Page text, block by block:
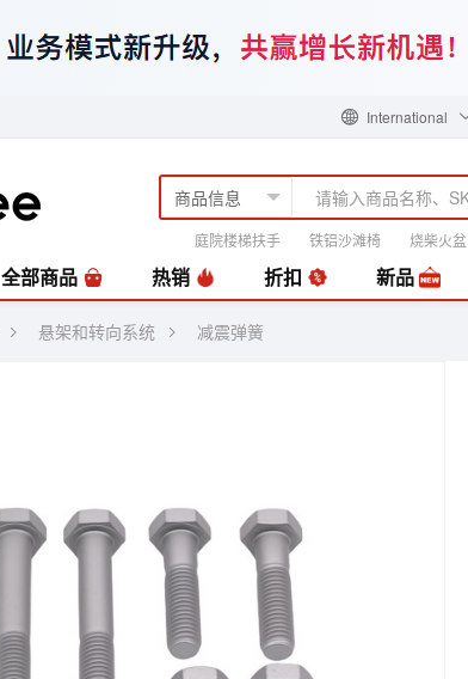
International
庭院楼梯扶手 铁铝沙滩椅 烧柴火盆
风扇
编藤套装
全部商品 热销 折扣 新品
悬架和转向系统 减震弹簧